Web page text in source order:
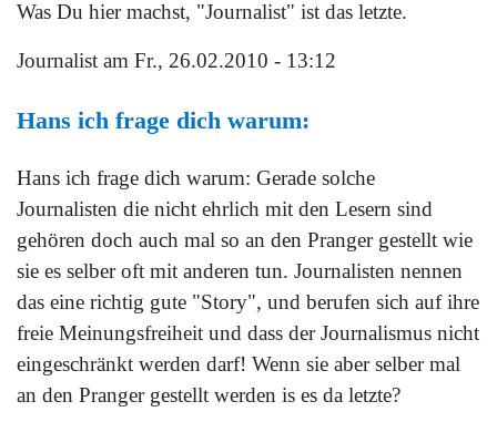
Was Du hier machst, "Journalist" ist das letzte.
Journalist am Fr., 26.02.2010 - 13:12
Hans ich frage dich warum:
Hans ich frage dich warum: Gerade solche
Journalisten die nicht ehrlich mit den Lesern sind
gehören doch auch mal so an den Pranger gestellt wie
sie es selber oft mit anderen tun. Journalisten nennen
das eine richtig gute "Story", und berufen sich auf ihre
freie Meinungsfreiheit und dass der Journalismus nicht
eingeschränkt werden darf! Wenn sie aber selber mal
an den Pranger gestellt werden is es da letzte?